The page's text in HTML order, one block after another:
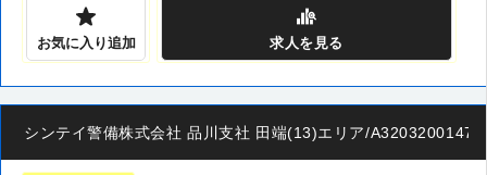
お気に入り追加 求人を見る
シンテイ警備株式会社 品川支社 田端(13)エリア/A3203200147